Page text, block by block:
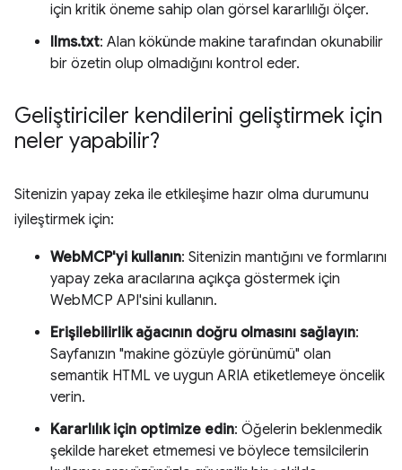
için kritik öneme sahip olan görsel kararlılığı ölçer.
llms.txt: Alan kökünde makine tarafından okunabilir
bir özetin olup olmadığını kontrol eder.
Geliştiriciler kendilerini geliştirmek için
neler yapabilir?
Sitenizin yapay zeka ile etkileşime hazır olma durumunu
iyileştirmek için:
WebMCP'yi kullanın: Sitenizin mantığını ve formlarını
yapay zeka aracılarına açıkça göstermek için
WebMCP API'sini kullanın.
Erişilebilirlik ağacının doğru olmasını sağlayın:
Sayfanızın "makine gözüyle görünümü" olan
semantik HTML ve uygun ARIA etiketlemeye öncelik
verin.
Kararlılık için optimize edin: Öğelerin beklenmedik
şekilde hareket etmemesi ve böylece temsilcilerin